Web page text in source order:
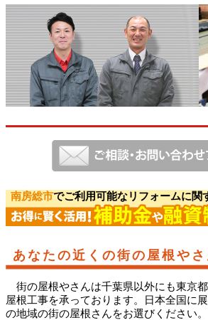
南房総市でご利用可能なリフォームに関
あなたの近くの街の屋根や
街の屋根やさんは千葉県以外にも東京
屋根工事を承っております。日本全国に
の地域の街の屋根さんをお選びください。